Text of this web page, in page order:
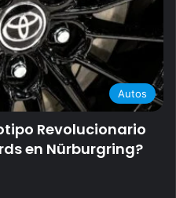
Autos
Revolucionario
en Nürburgring?